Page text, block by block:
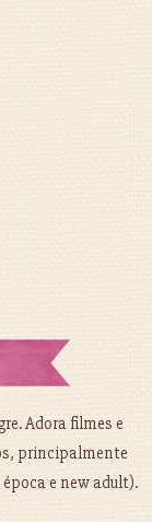
Adora filmes e
principalmente
e new adult).